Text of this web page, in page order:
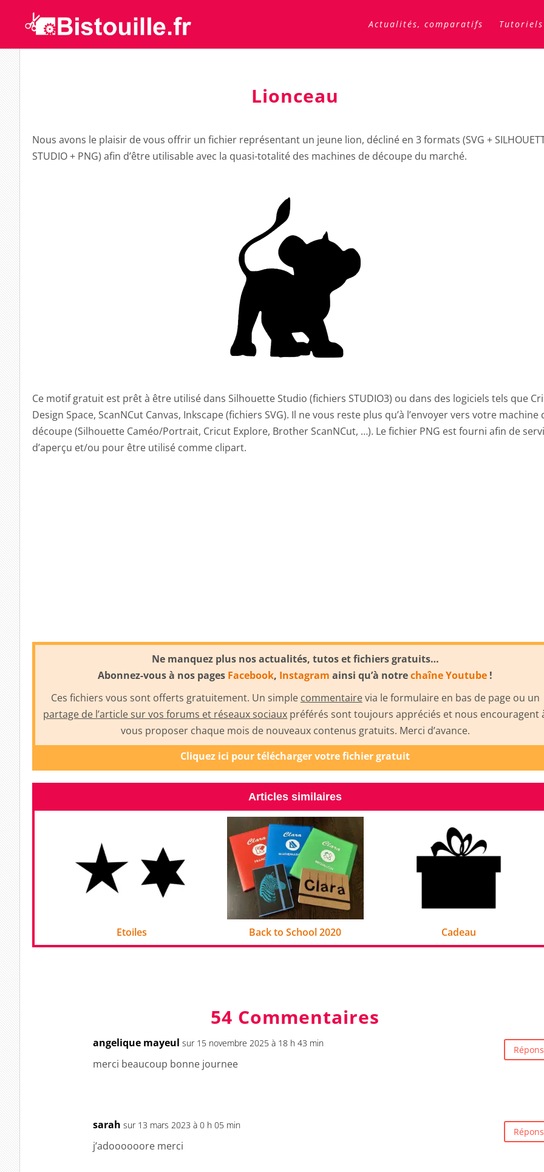
Actualités, comparatifs Tutoriels
Lionceau
Nous avons le plaisir de vous offrir un fichier représentant un jeune lion, décliné en 3 formats (SVG +
STUDIO + PNG) afin d’être utilisable avec la quasi-totalité des machines de découpe du marché.
Ce motif gratuit est prêt à être utilisé dans Silhouette Studio (fichiers STUDIO3) ou dans des logiciels tels que
Design Space, ScanNCut Canvas, Inkscape (fichiers SVG). Il ne vous reste plus qu’à l’envoyer vers votre machine
découpe (Silhouette Caméo/Portrait, Cricut Explore, Brother ScanNCut, …). Le fichier PNG est fourni afin de
d’aperçu et/ou pour être utilisé comme clipart.
Ne manquez plus nos actualités, tutos et fichiers gratuits…
Abonnez-vous à nos pages Facebook, Instagram ainsi qu’à notrechaîne Youtube !
Ces fichiers vous sont offerts gratuitement. Un simple commentairevia le formulaire en bas de page ou un
partage de l’article sur vos forums et réseaux sociaux préférés sont toujours appréciés et nous encouragent
vous proposer chaque mois de nouveaux contenus gratuits. Merci d’avance.
Cliquez ici pour télécharger votre fichier gratuit
Articles similaires
Etoiles Back to School 2020 Cadeau
54 Commentaires
angelique mayeul sur 15 novembre 2025 à 18 h 43 min
merci beaucoup bonne journee
sarah sur 13 mars 2023 à 0 h 05 min
j’adoooooore merci